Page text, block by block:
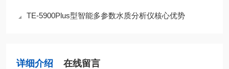
TE-5900Plus型智能多参数水质分析仪核心优势
详细介绍 在线留言